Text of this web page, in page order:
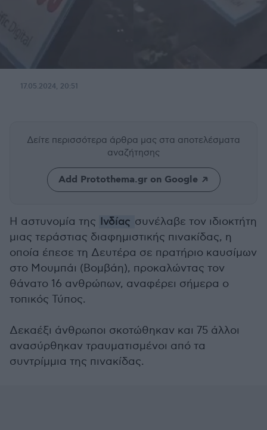
17.05.2024, 20:51
Δείτε περισσότερα άρθρα μας στα αποτελέσματα
αναζήτησης
Add Protothema.gr on Google
Η αστυνομία της Ινδίας συνέλαβε τον ιδιοκτήτη
μιας τεράστιας διαφημιστικής πινακίδας, η
οποία έπεσε τη Δευτέρα σε πρατήριο καυσίμων
στο Μουμπάι (Βομβάη), προκαλώντας τον
θάνατο 16 ανθρώπων, αναφέρει σήμερα ο
τοπικός Τύπος.
Δεκαέξι άνθρωποι σκοτώθηκαν και 75 άλλοι
ανασύρθηκαν τραυματισμένοι από τα
συντρίμμια της πινακίδας.